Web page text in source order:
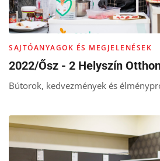
SAJTÓANYAGOK ÉS MEGJELENÉSEK
2022/Ősz - 2 Helyszín
Bútorok, kedvezmények és